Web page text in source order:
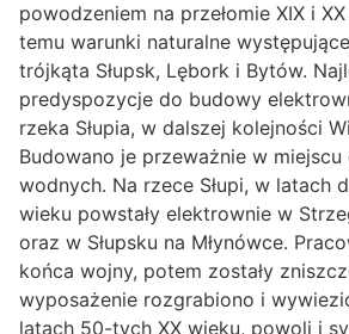
powodzeniem na przełomie XIX i
temu warunki naturalne
trójkąta Słupsk, Lębork i Bytów.
predyspozycje do budowy
rzeka Słupia, w dalszej kolejności
Budowano je przeważnie w miejscu
wodnych. Na rzece Słupi, w latach
wieku powstały elektrownie w
oraz w Słupsku na Młynówce.
końca wojny, potem zostały
wyposażenie rozgrabiono i
latach 50-tych XX wieku, powoli i